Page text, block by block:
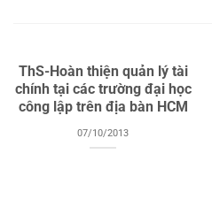
ThS-Hoàn thiện quản lý tài
chính tại các trường đại học
công lập trên địa bàn HCM
07/10/2013